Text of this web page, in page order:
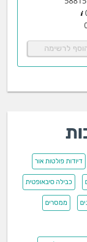
לרשימה
דיודות פולטות אור
כבילה סיבאופטית
ממסרים